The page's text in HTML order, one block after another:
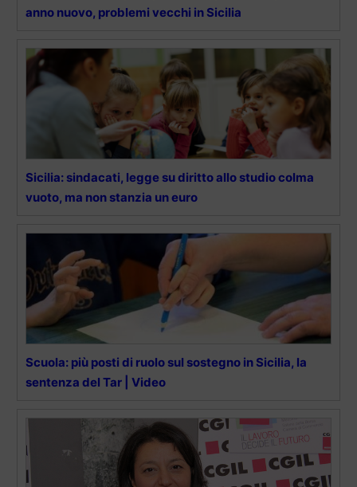
anno nuovo, problemi vecchi in Sicilia
Sicilia: sindacati, legge su diritto allo studio colma
vuoto, ma non stanzia un euro
Scuola: più posti di ruolo sul sostegno in Sicilia, la
sentenza del Tar | Video